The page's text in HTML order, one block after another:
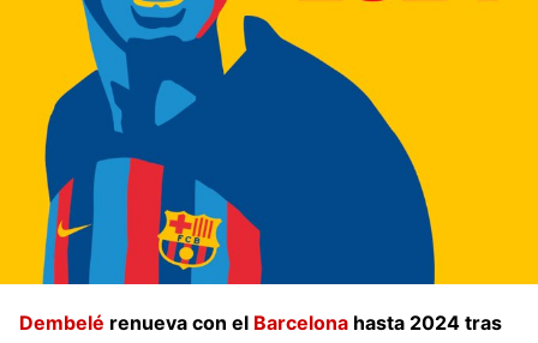
Dembelé renueva con el Barcelona hasta 2024 tras